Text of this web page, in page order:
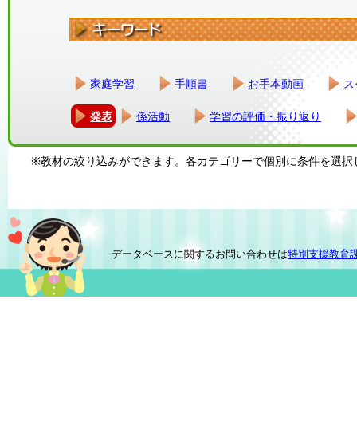
家庭学習 手順書 お手本動画
発表 係活動 学習の評価・振り返り
※教材の絞り込みができます。各カテゴリーで個別に条件を選択
データベースに関するお問い合わせは特別支援教育